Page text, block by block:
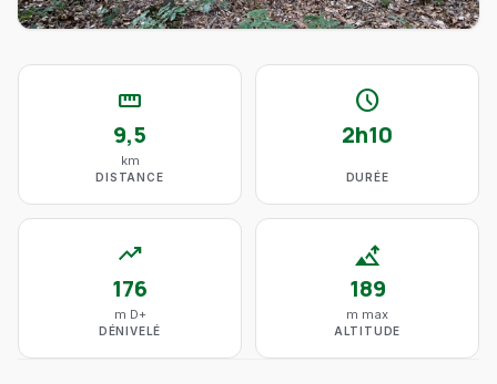
straighten
9,5
km
DISTANCE
schedule
2h10
DURÉE
trending_up
176
m D+
DÉNIVELÉ
altitude
189
m max
ALTITUDE